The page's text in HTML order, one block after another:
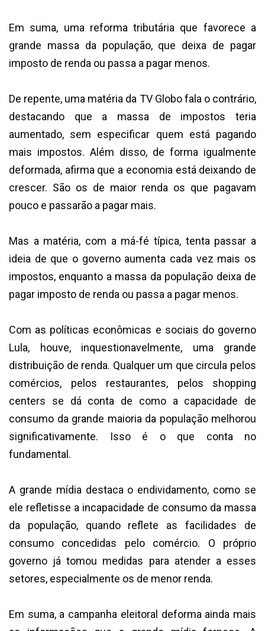
Em suma, uma reforma tributária que favorece a
grande massa da população, que deixa de pagar
imposto de renda ou passa a pagar menos.
De repente, uma matéria da TV Globo fala o contrário,
destacando que a massa de impostos teria
aumentado, sem especificar quem está pagando
mais impostos. Além disso, de forma igualmente
deformada, afirma que a economia está deixando de
crescer. São os de maior renda os que pagavam
pouco e passarão a pagar mais.
Mas a matéria, com a má-fé típica, tenta passar a
ideia de que o governo aumenta cada vez mais os
impostos, enquanto a massa da população deixa de
pagar imposto de renda ou passa a pagar menos.
Com as políticas econômicas e sociais do governo
Lula, houve, inquestionavelmente, uma grande
distribuição de renda. Qualquer um que circula pelos
comércios, pelos restaurantes, pelos shopping
centers se dá conta de como a capacidade de
consumo da grande maioria da população melhorou
significativamente. Isso é o que conta no
fundamental.
A grande mídia destaca o endividamento, como se
ele refletisse a incapacidade de consumo da massa
da população, quando reflete as facilidades de
consumo concedidas pelo comércio. O próprio
governo já tomou medidas para atender a esses
setores, especialmente os de menor renda.
Em suma, a campanha eleitoral deforma ainda mais